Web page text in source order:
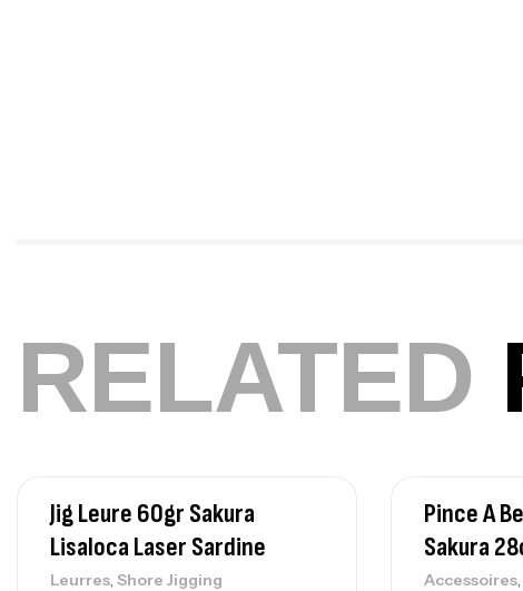
RELATED
Jig Leure 60gr Sakura
Lisaloca Laser Sardine
Leurres, Shore Jigging
Pince A
Sakura
Accessoires,